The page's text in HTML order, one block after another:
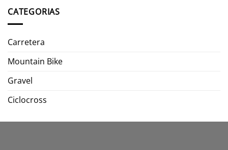
CATEGORIAS
Carretera
Mountain Bike
Gravel
Ciclocross